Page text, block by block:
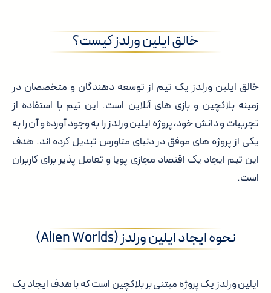
خالق ایلین ورلدز کیست؟
خالق ایلین ورلدز یک تیم از توسعه دهندگان و متخصصان در
زمینه بلاکچین و بازی های آنلاین است. این تیم با استفاده از
تجربیات و دانش خود، پروژه ایلین ورلدز را به وجود آورده و آن را به
یکی از پروژه های موفق در دنیای متاورس تبدیل کرده اند. هدف
این تیم ایجاد یک اقتصاد مجازی پویا و تعامل پذیر برای کاربران
است.
نحوه ایجاد ایلین ورلدز (Alien Worlds)
ایلین ورلدز یک پروژه مبتنی بر بلاکچین است که با هدف ایجاد یک